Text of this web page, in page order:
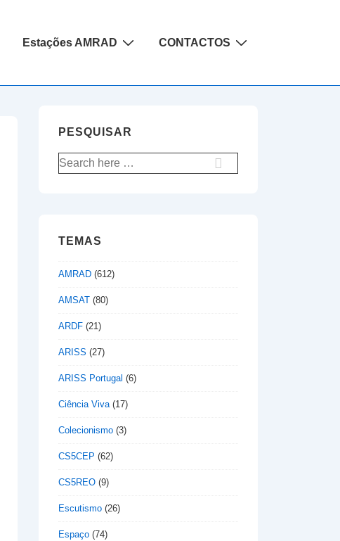
Estações AMRAD CONTACTOS
PESQUISAR
Pesquisar
por:
TEMAS
AMRAD (612)
AMSAT (80)
ARDF (21)
ARISS (27)
ARISS Portugal (6)
Ciência Viva(17)
Colecionismo (3)
CS5CEP (62)
CS5REO (9)
Escutismo (26)
Espaço (74)